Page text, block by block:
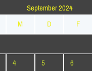
September 2024
M D F
4 5 6